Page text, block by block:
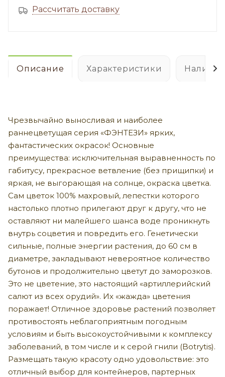
Рассчитать доставку
Описание Характеристики
Чрезвычайно выносливая и наиболее
раннецветущая серия «ФЭНТЕЗИ» ярких,
фантастических окрасок! Основные
преимущества: исключительная выравненность по
габитусу, прекрасное ветвление (без прищипки) и
яркая, не выгорающая на солнце, окраска цветка.
Сам цветок 100% махровый, лепестки которого
настолько плотно прилегают друг к другу, что не
оставляют ни малейшего шанса воде проникнуть
внутрь соцветия и повредить его. Генетически
сильные, полные энергии растения, до 60 см в
диаметре, закладывают невероятное количество
бутонов и продолжительно цветут до заморозков.
Это не цветение, это настоящий «артиллерийский
салют из всех орудий». Их «жажда» цветения
поражает! Отличное здоровье растений позволяет
противостоять неблагоприятным погодным
условиям и быть высокоустойчивыми к комплексу
заболеваний, в том числе и к серой гнили (Botrytis).
Размещать такую красоту одно удовольствие: это
отличный выбор для контейнеров, партерных